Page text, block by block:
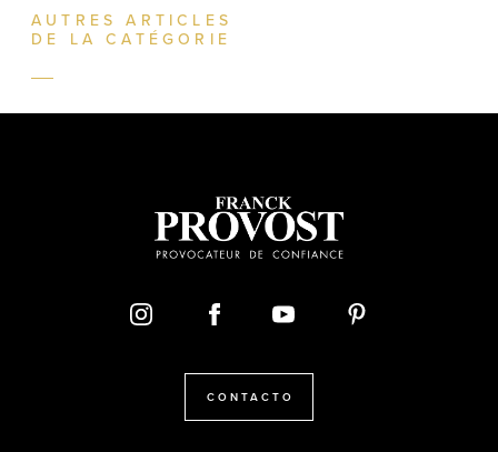
AUTRES ARTICLES
DE LA CATÉGORIE
CONTACTO